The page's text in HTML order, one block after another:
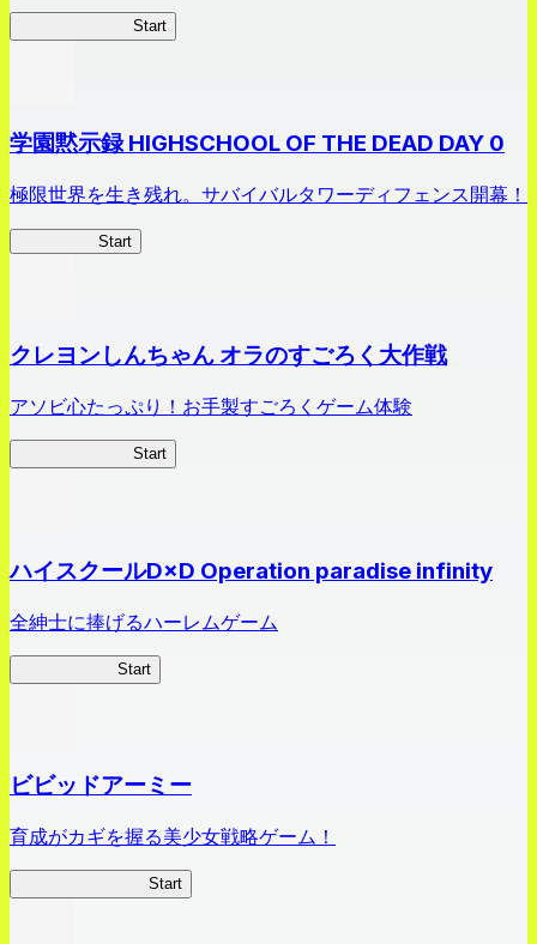
Start
学園黙示録 HIGHSCHOOL OF THE DEAD DAY 0
極限世界を生き残れ。サバイバルタワーディフェンス開幕！
Start
クレヨンしんちゃん オラのすごろく大作戦
アソビ心たっぷり！お手製すごろくゲーム体験
Start
ハイスクールD×D Operation paradise infinity
全紳士に捧げるハーレムゲーム
Start
ビビッドアーミー
育成がカギを握る美少女戦略ゲーム！
Start